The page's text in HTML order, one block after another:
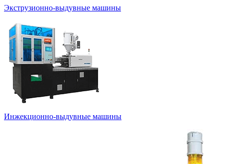
Экструзионно-выдувные машины
Инжекционно-выдувные машины